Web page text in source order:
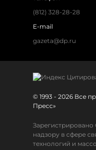
(812) 328-28-28
E-mail
gazeta@dp.ru
© 1993 - 2026 Все
Пресс»
надзору в сфере
технологий и